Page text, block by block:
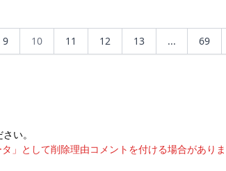
9 10 11 12 13 ... 69
い。
」として削除理由コメントを付ける場合がありま